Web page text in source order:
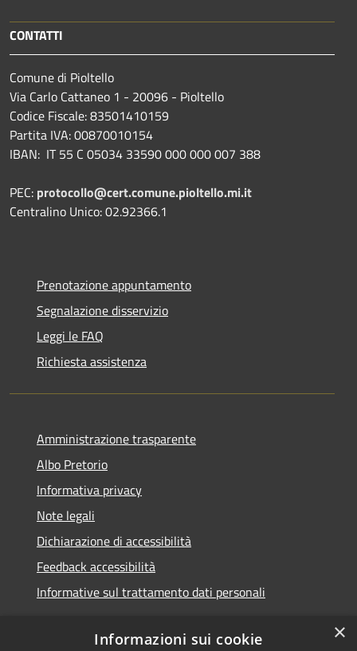
CONTATTI
Comune di Pioltello
Via Carlo Cattaneo 1 - 20096 - Pioltello
Codice Fiscale: 83501410159
Partita IVA: 00870010154
IBAN: IT 55 C 05034 33590 000 000 007 388
PEC: protocollo@cert.comune.pioltello.mi.it
Centralino Unico: 02.92366.1
Prenotazione appuntamento
Segnalazione disservizio
Leggi le FAQ
Richiesta assistenza
Amministrazione trasparente
Albo Pretorio
Informativa privacy
Note legali
Dichiarazione di accessibilità
Feedback accessibilità
Informative sul trattamento dati personali
×
Informazioni sui cookie